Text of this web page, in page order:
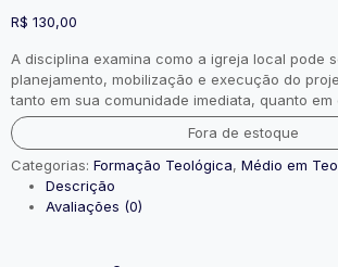
R$ 130,00
A disciplina examina como a igreja local pode
planejamento, mobilização e execução do
tanto em sua comunidade imediata, quanto em
Fora de estoque
Categorias: Formação Teológica, Médio em
Descrição
Avaliações (0)